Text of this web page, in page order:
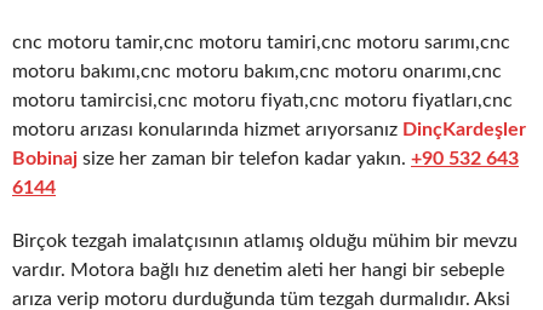
cnc motoru tamir,cnc motoru tamiri,cnc motoru sarımı,cnc
motoru bakımı,cnc motoru bakım,cnc motoru onarımı,cnc
motoru tamircisi,cnc motoru fiyatı,cnc motoru fiyatları,cnc
motoru arızası konularında hizmet arıyorsanız DinçKardeşler
Bobinaj size her zaman bir telefon kadar yakın. +90 532 643
6144
Birçok tezgah imalatçısının atlamış olduğu mühim bir mevzu
vardır. Motora bağlı hız denetim aleti her hangi bir sebeple
arıza verip motoru durduğunda tüm tezgah durmalıdır. Aksi